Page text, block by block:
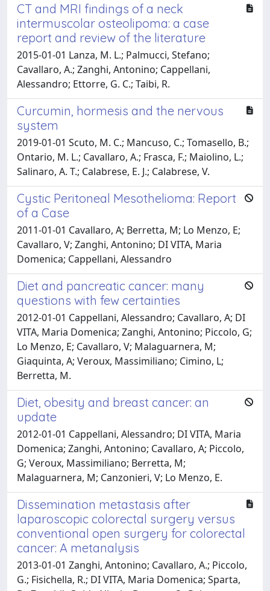
CT and MRI findings of a neck
intermuscolar osteolipoma: a case
report and review of the literature
2015-01-01 Lanza, M. L.; Palmucci, Stefano;
Cavallaro, A.; Zanghi, Antonino; Cappellani,
Alessandro; Ettorre, G. C.; Taibi, R.
Curcumin, hormesis and the nervous
system
2019-01-01 Scuto, M. C.; Mancuso, C.; Tomasello, B.;
Ontario, M. L.; Cavallaro, A.; Frasca, F.; Maiolino, L.;
Salinaro, A. T.; Calabrese, E. J.; Calabrese, V.
Cystic Peritoneal Mesothelioma: Report
of a Case
2011-01-01 Cavallaro, A; Berretta, M; Lo Menzo, E;
Cavallaro, V; Zanghi, Antonino; DI VITA, Maria
Domenica; Cappellani, Alessandro
Diet and pancreatic cancer: many
questions with few certainties
2012-01-01 Cappellani, Alessandro; Cavallaro, A; DI
VITA, Maria Domenica; Zanghi, Antonino; Piccolo, G;
Lo Menzo, E; Cavallaro, V; Malaguarnera, M;
Giaquinta, A; Veroux, Massimiliano; Cimino, L;
Berretta, M.
Diet, obesity and breast cancer: an
update
2012-01-01 Cappellani, Alessandro; DI VITA, Maria
Domenica; Zanghi, Antonino; Cavallaro, A; Piccolo,
G; Veroux, Massimiliano; Berretta, M;
Malaguarnera, M; Canzonieri, V; Lo Menzo, E.
Dissemination metastasis after
laparoscopic colorectal surgery versus
conventional open surgery for colorectal
cancer: A metanalysis
2013-01-01 Zanghi, Antonino; Cavallaro, A.; Piccolo,
G.; Fisichella, R.; DI VITA, Maria Domenica; Sparta,